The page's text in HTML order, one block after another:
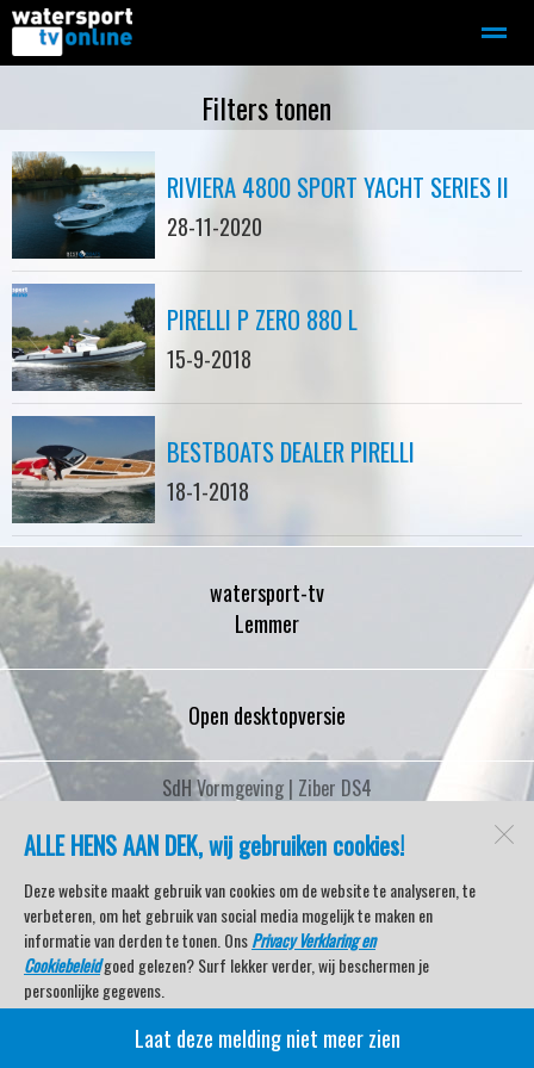
Motorboot-sloep Adverteren
Home Contact Bellen Zoeken
ALLE HENS AAN DEK, wij gebruiken cookies!
Deze website maakt gebruik van cookies om de website te analyseren, te
verbeteren, om het gebruik van social media mogelijk te maken en
informatie van derden te tonen. OnsPrivacy Verklaring en
Cookiebeleidgoed gelezen? Surf lekker verder, wij beschermen je
persoonlijke gegevens.
Veel kijkplezier met Watersport TV Beleving & Nieuws!
Laat deze melding niet meer zien
Filters tonen
RIVIERA 4800 SPORT YACHT SERIES II
28-11-2020
PIRELLI P ZERO 880 L
15-9-2018
BESTBOATS DEALER PIRELLI
18-1-2018
watersport-tv
Lemmer
Open desktopversie
SdH Vormgeving | Ziber DS4